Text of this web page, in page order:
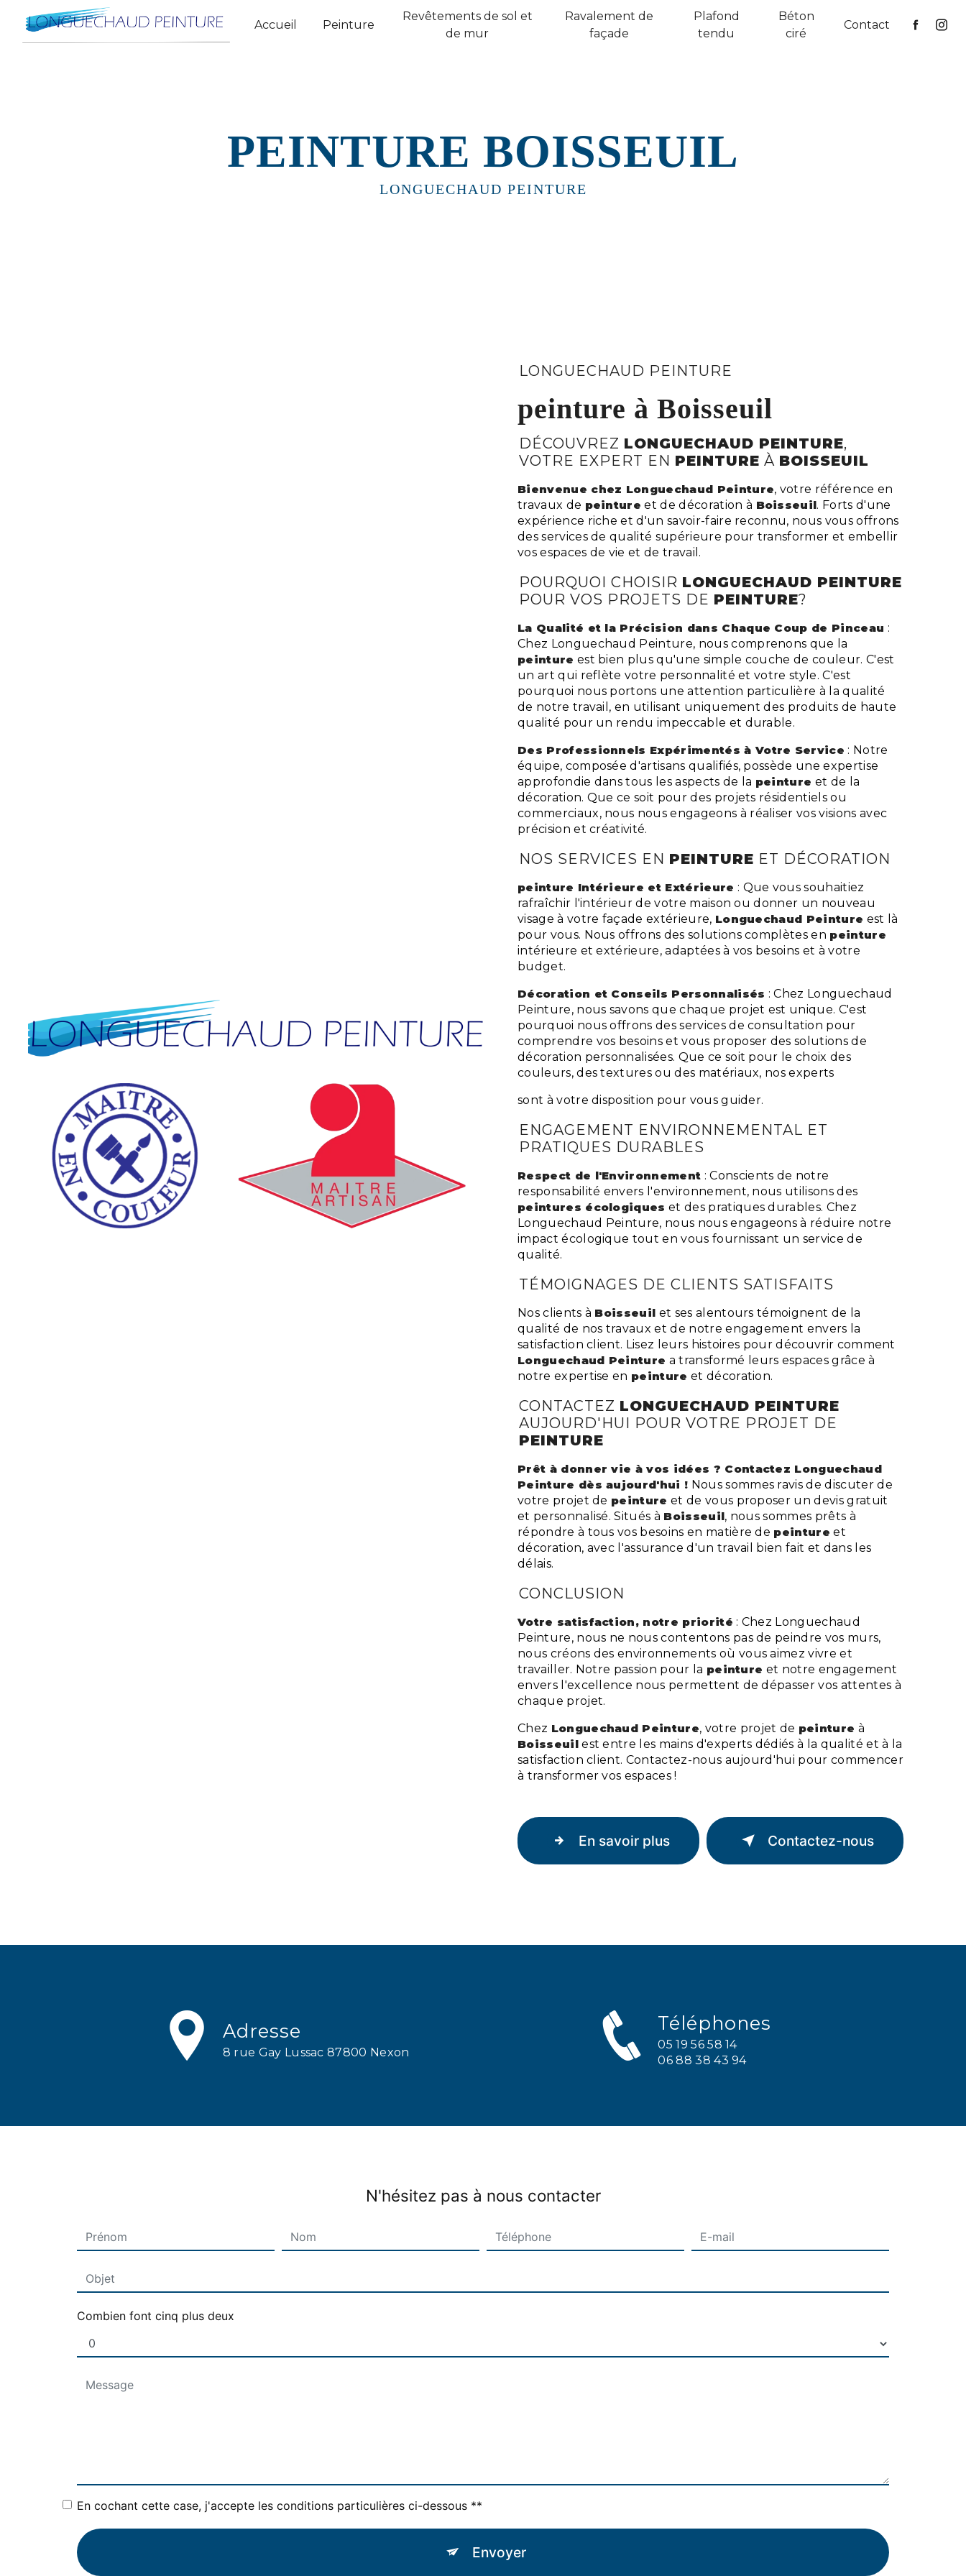
Accueil Peinture
Revêtements de sol et
de mur
Ravalement de
façade
Plafond
tendu
Béton
ciré
Contact
PEINTURE BOISSEUIL
LONGUECHAUD PEINTURE
LONGUECHAUD PEINTURE
peinture à Boisseuil
DÉCOUVREZ LONGUECHAUD PEINTURE,
VOTRE EXPERT EN PEINTURE À BOISSEUIL
Bienvenue chez Longuechaud Peinture, votre référence en
travaux de peinture et de décoration à Boisseuil. Forts d'une
expérience riche et d'un savoir-faire reconnu, nous vous offrons
des services de qualité supérieure pour transformer et embellir
vos espaces de vie et de travail.
POURQUOI CHOISIR LONGUECHAUD PEINTURE
POUR VOS PROJETS DE PEINTURE?
La Qualité et la Précision dans Chaque Coup de Pinceau :
Chez Longuechaud Peinture, nous comprenons que la
peinture est bien plus qu'une simple couche de couleur. C'est
un art qui reflète votre personnalité et votre style. C'est
pourquoi nous portons une attention particulière à la qualité
de notre travail, en utilisant uniquement des produits de haute
qualité pour un rendu impeccable et durable.
Des Professionnels Expérimentés à Votre Service : Notre
équipe, composée d'artisans qualifiés, possède une expertise
approfondie dans tous les aspects de la peinture et de la
décoration. Que ce soit pour des projets résidentiels ou
commerciaux, nous nous engageons à réaliser vos visions avec
précision et créativité.
NOS SERVICES EN PEINTURE ET DÉCORATION
peinture Intérieure et Extérieure : Que vous souhaitiez
rafraîchir l'intérieur de votre maison ou donner un nouveau
visage à votre façade extérieure, Longuechaud Peinture est là
pour vous. Nous offrons des solutions complètes en peinture
intérieure et extérieure, adaptées à vos besoins et à votre
budget.
Décoration et Conseils Personnalisés : Chez Longuechaud
Peinture, nous savons que chaque projet est unique. C'est
pourquoi nous offrons des services de consultation pour
comprendre vos besoins et vous proposer des solutions de
décoration personnalisées. Que ce soit pour le choix des
couleurs, des textures ou des matériaux, nos experts
sont à votre disposition pour vous guider.
ENGAGEMENT ENVIRONNEMENTAL ET
PRATIQUES DURABLES
Respect de l'Environnement : Conscients de notre
responsabilité envers l'environnement, nous utilisons des
peintures écologiques et des pratiques durables. Chez
Longuechaud Peinture, nous nous engageons à réduire notre
impact écologique tout en vous fournissant un service de
qualité.
TÉMOIGNAGES DE CLIENTS SATISFAITS
Nos clients à Boisseuil et ses alentours témoignent de la
qualité de nos travaux et de notre engagement envers la
satisfaction client. Lisez leurs histoires pour découvrir comment
Longuechaud Peinture a transformé leurs espaces grâce à
notre expertise en peinture et décoration.
CONTACTEZ LONGUECHAUD PEINTURE
AUJOURD'HUI POUR VOTRE PROJET DE
PEINTURE
Prêt à donner vie à vos idées ? Contactez Longuechaud
Peinture dès aujourd'hui ! Nous sommes ravis de discuter de
votre projet de peinture et de vous proposer un devis gratuit
et personnalisé. Situés à Boisseuil, nous sommes prêts à
répondre à tous vos besoins en matière de peinture et
décoration, avec l'assurance d'un travail bien fait et dans les
délais.
CONCLUSION
Votre satisfaction, notre priorité : Chez Longuechaud
Peinture, nous ne nous contentons pas de peindre vos murs,
nous créons des environnements où vous aimez vivre et
travailler. Notre passion pour la peinture et notre engagement
envers l'excellence nous permettent de dépasser vos attentes à
chaque projet.
Chez Longuechaud Peinture, votre projet de peinture à
Boisseuilest entre les mains d'experts dédiés à la qualité et à la
satisfaction client. Contactez-nous aujourd'hui pour commencer
à transformer vos espaces !
En savoir plus Contactez-nous
Adresse
8 rue Gay Lussac 87800 Nexon
Téléphones
05 19 56 58 14
06 88 38 43 94
N'hésitez pas à nous contacter
Combien font cinq plus deux
En cochant cette case, j'accepte les conditions particulières ci-dessous **
Envoyer
Panneau de gestion des cookies